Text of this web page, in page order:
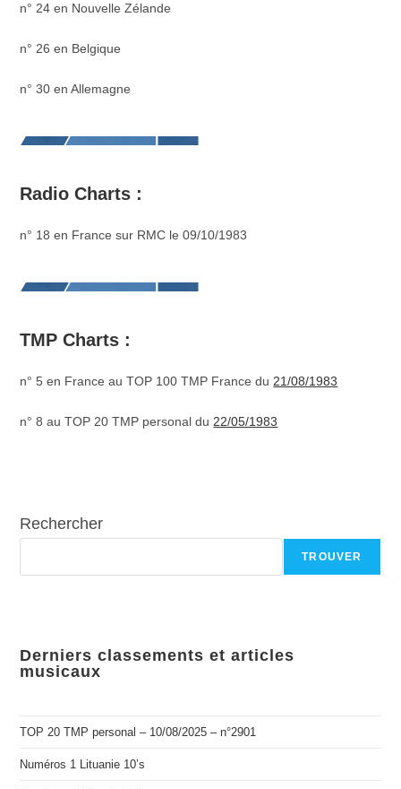
n° 24 en Nouvelle Zélande
n° 26 en Belgique
n° 30 en Allemagne
Radio Charts :
n° 18 en France sur RMC le 09/10/1983
TMP Charts :
n° 5 en France au TOP 100 TMP France du 21/08/1983
n° 8 au TOP 20 TMP personal du 22/05/1983
Rechercher
TROUVER
Derniers classements et articles
musicaux
TOP 20 TMP personal – 10/08/2025 – n°2901
Numéros 1 Lituanie 10’s